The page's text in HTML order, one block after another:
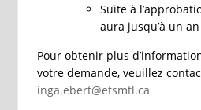
Suite à
aura jusqu’à un
Pour obtenir plus
votre demande, veuillez
inga.ebert@etsmtl.ca